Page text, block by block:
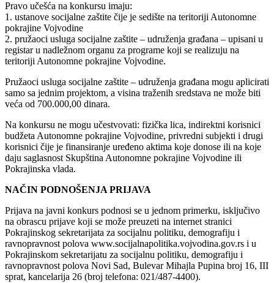
Pravo učešća na konkursu imaju:
1. ustanove socijalne zaštite čije je sedište na teritoriji Autonomne
pokrajine Vojvodine
2. pružaoci usluga socijalne zaštite – udruženja građana ‒ upisani u
registar u nadležnom organu za programe koji se realizuju na
teritoriji Autonomne pokrajine Vojvodine.
Pružaoci usluga socijalne zaštite – udruženja građana mogu aplicirati
samo sa jednim projektom, a visina traženih sredstava ne može biti
veća od 700.000,00 dinara.
Na konkursu ne mogu učestvovati: fizička lica, indirektni korisnici
budžeta Autonomne pokrajine Vojvodine, privredni subjekti i drugi
korisnici čije je finansiranje uređeno aktima koje donose ili na koje
daju saglasnost Skupština Autonomne pokrajine Vojvodine ili
Pokrajinska vlada.
NAČIN PODNOŠENJA PRIJAVA
Prijava na javni konkurs podnosi se u jednom primerku, isključivo
na obrascu prijave koji se može preuzeti na internet stranici
Pokrajinskog sekretarijata za socijalnu politiku, demografiju i
ravnopravnost polova www.socijalnapolitika.vojvodina.gov.rs i u
Pokrajinskom sekretarijatu za socijalnu politiku, demografiju i
ravnopravnost polova Novi Sad, Bulevar Mihajla Pupina broj 16, III
sprat, kancelarija 26 (broj telefona: 021/487-4400).